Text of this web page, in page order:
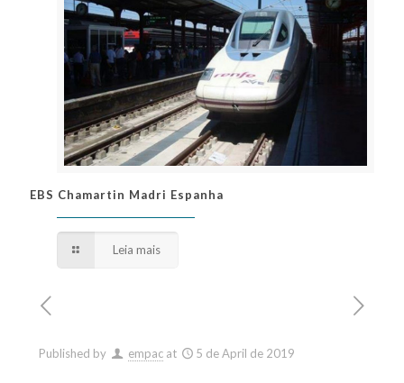
EBS Chamartin Madri Espanha
EBS Chamartin Madri Espanha
Leia mais
Published by empac at 5 de April de 2019